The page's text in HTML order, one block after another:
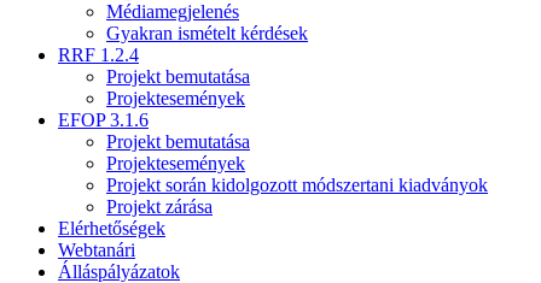
Médiamegjelenés
Gyakran ismételt kérdések
RRF 1.2.4
Projekt bemutatása
Projektesemények
EFOP 3.1.6
Projekt bemutatása
Projektesemények
Projekt során kidolgozott módszertani kiadványok
Projekt zárása
Elérhetőségek
Webtanári
Álláspályázatok